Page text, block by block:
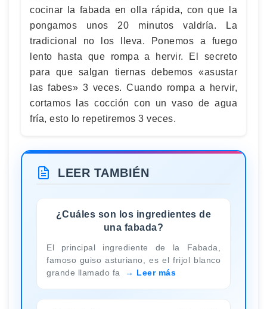
cocinar la fabada en olla rápida, con que la
pongamos unos 20 minutos valdría. La
tradicional no los lleva. Ponemos a fuego
lento hasta que rompa a hervir. El secreto
para que salgan tiernas debemos «asustar
las fabes» 3 veces. Cuando rompa a hervir,
cortamos las cocción con un vaso de agua
fría, esto lo repetiremos 3 veces.
LEER TAMBIÉN
¿Cuáles son los ingredientes de
una fabada?
El principal ingrediente de la Fabada,
famoso guiso asturiano, es el frijol blanco
grande llamado fa
Leer más